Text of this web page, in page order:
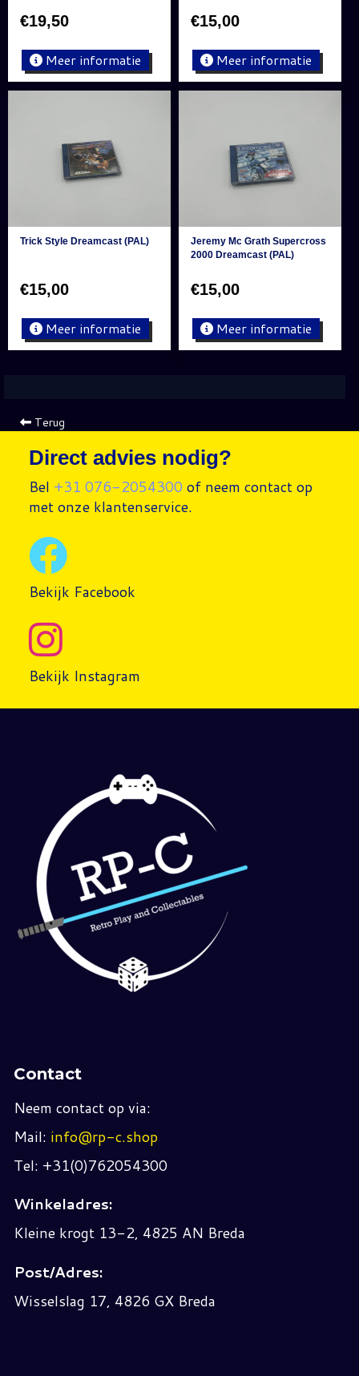
€19,50
Meer informatie
€15,00
Meer informatie
Trick Style Dreamcast (PAL)
€15,00
Meer informatie
Jeremy Mc Grath Supercross
2000 Dreamcast (PAL)
€15,00
Meer informatie
Terug
Direct advies nodig?
Bel +31 076-2054300 of neem contact op
met onze klantenservice.
Bekijk Facebook
Bekijk Instagram
Contact
Neem contact op via:
Mail: info@rp-c.shop
Tel: +31(0)762054300
Winkeladres:
Kleine krogt 13-2, 4825 AN Breda
Post/Adres:
Wisselslag 17, 4826 GX Breda